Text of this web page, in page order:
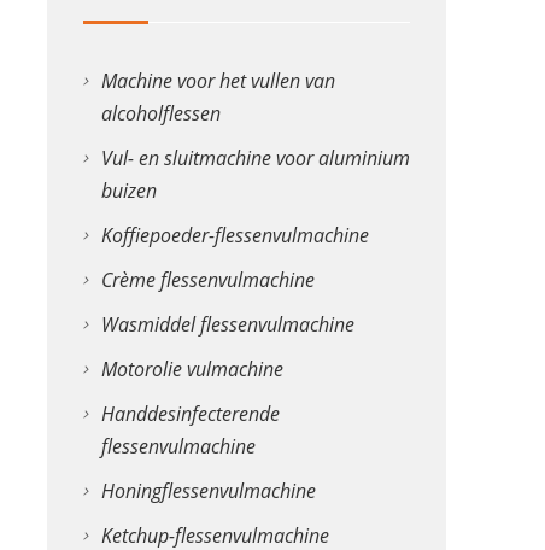
Machine voor het vullen van
alcoholflessen
Vul- en sluitmachine voor aluminium
buizen
Koffiepoeder-flessenvulmachine
Crème flessenvulmachine
Wasmiddel flessenvulmachine
Motorolie vulmachine
Handdesinfecterende
flessenvulmachine
Honingflessenvulmachine
Ketchup-flessenvulmachine